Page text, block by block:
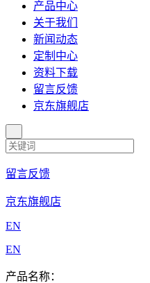
产品中心
关于我们
新闻动态
定制中心
资料下载
留言反馈
京东旗舰店
留言反馈
京东旗舰店
EN
EN
产品名称：